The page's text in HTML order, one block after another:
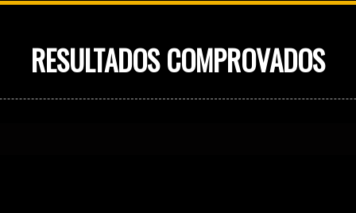
RESULTADOS COMPROVADOS